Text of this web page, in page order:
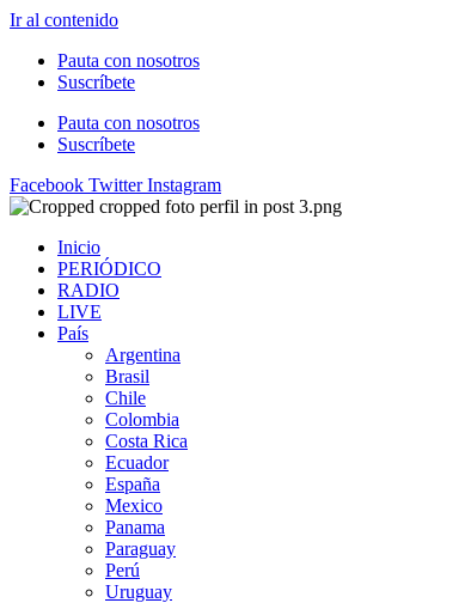
Ir al contenido
Pauta con nosotros
Suscríbete
Pauta con nosotros
Suscríbete
Facebook Twitter Instagram
Inicio
PERIÓDICO
RADIO
LIVE
País
Argentina
Brasil
Chile
Colombia
Costa Rica
Ecuador
España
Mexico
Panama
Paraguay
Perú
Uruguay